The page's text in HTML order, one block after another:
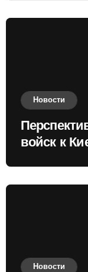
Новости
войск к
Новости